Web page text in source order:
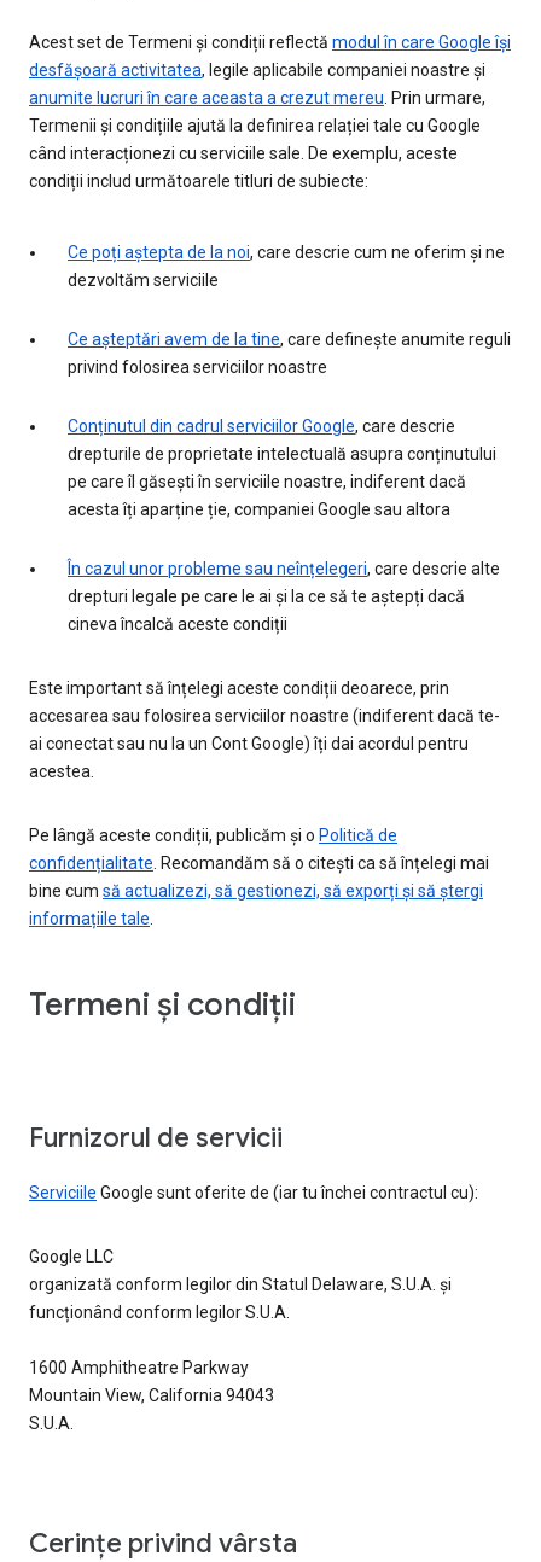
Acest set de Termeni și condiții reflectă modul în care Google își
desfășoară activitatea, legile aplicabile companiei noastre și
anumite lucruri în care aceasta a crezut mereu . Prin urmare,
Termenii și condițiile ajută la definirea relației tale cu Google
când interacționezi cu serviciile sale. De exemplu, aceste
condiții includ următoarele titluri de subiecte:
Ce poți aștepta de la noi, care descrie cum ne oferim și ne
dezvoltăm serviciile
Ce așteptări avem de la tine, care definește anumite reguli
privind folosirea serviciilor noastre
Conținutul din cadrul serviciilor Google, care descrie
drepturile de proprietate intelectuală asupra conținutului
pe care îl găsești în serviciile noastre, indiferent dacă
acesta îți aparține ție, companiei Google sau altora
În cazul unor probleme sau neînțelegeri, care descrie alte
drepturi legale pe care le ai și la ce să te aștepți dacă
cineva încalcă aceste condiții
Este important să înțelegi aceste condiții deoarece, prin
accesarea sau folosirea serviciilor noastre (indiferent dacă te-
ai conectat sau nu la un Cont Google) îți dai acordul pentru
acestea.
Pe lângă aceste condiții, publicăm și o Politică de
confidențialitate . Recomandăm să o citești ca să înțelegi mai
bine cum să actualizezi, să gestionezi, să exporți și să ștergi
informațiile tale
Termeni și condiții
Furnizorul de servicii
Serviciile Google sunt oferite de (iar tu închei contractul cu):
Google LLC
organizată conform legilor din Statul Delaware, S.U.A. și
funcționând conform legilor S.U.A.
1600 Amphitheatre Parkway
Mountain View, California 94043
S.U.A.
Cerințe privind vârsta